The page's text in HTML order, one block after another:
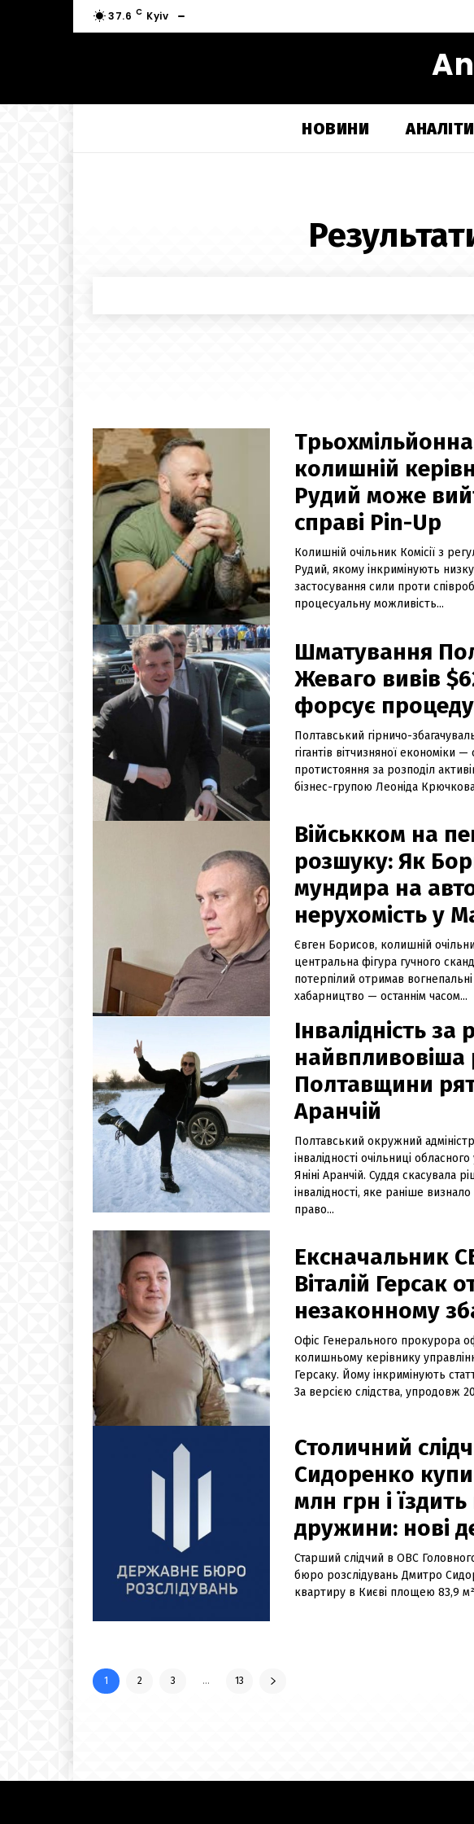
37.6 C Kyiv
НОВИНИ
колишній
Рудий може
справі Pin-Up
Колишній очільник Комісії з
Рудий, якому інкримінують
застосування сили проти
процесуальну можливість...
Шматування
Жеваго вивів
форсує
Полтавський гірничо-
гігантів вітчизняної економіки
протистояння за розподіл
бізнес-групою Леоніда
Військком на
розшуку: Як
мундира на
нерухомість у
Євген Борисов, колишній
центральна фігура гучного
потерпілий отримав
хабарництво — останнім часом...
Інвалідність
найвпливовіша
Полтавщини
Аранчій
Полтавський окружний
інвалідності очільниці
Яніні Аранчій. Суддя скасувала
інвалідності, яке раніше
право...
Ексначальник
Віталій Герсак
незаконному
Офіс Генерального прокурора
колишньому керівнику
Герсаку. Йому інкримінують
За версією слідства, упродовж
Столичний
Сидоренко
млн грн і
дружини: нові
Старший слідчий в ОВС
бюро розслідувань Дмитро
квартиру в Києві площею 83,9
1 2 3 ... 13